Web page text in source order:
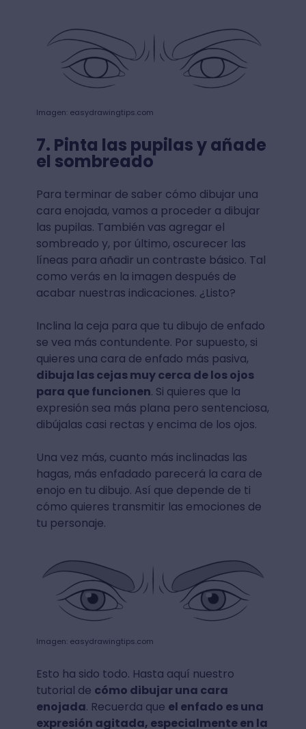
Imagen: easydrawingtips.com
7. Pinta las pupilas y añade
el sombreado
Para terminar de saber cómo dibujar una
cara enojada, vamos a proceder a dibujar
las pupilas. También vas agregar el
sombreado y, por último, oscurecer las
líneas para añadir un contraste básico. Tal
como verás en la imagen después de
acabar nuestras indicaciones. ¿Listo?
Inclina la ceja para que tu dibujo de enfado
se vea más contundente. Por supuesto, si
quieres una cara de enfado más pasiva,
dibuja las cejas muy cerca de los ojos
para que funcionen. Si quieres que la
expresión sea más plana pero sentenciosa,
dibújalas casi rectas y encima de los ojos.
Una vez más, cuanto más inclinadas las
hagas, más enfadado parecerá la cara de
enojo en tu dibujo. Así que depende de ti
cómo quieres transmitir las emociones de
tu personaje.
Imagen: easydrawingtips.com
Esto ha sido todo. Hasta aquí nuestro
tutorial de cómo dibujar una cara
enojada. Recuerda que el enfado es una
expresión agitada, especialmente en la